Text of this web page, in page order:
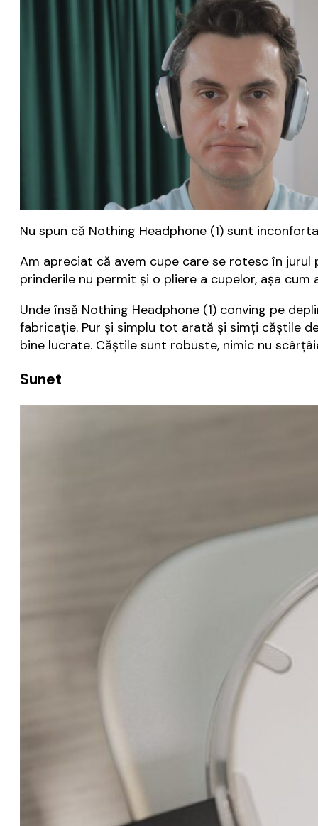
Nu spun că Nothing Headphone (1) sunt
Am apreciat că avem cupe care se rotesc în jurul
prinderile nu permit și o pliere a cupelor, așa
Unde însă Nothing Headphone (1) conving pe
fabricație. Pur și simplu tot arată și simți căștile
bine lucrate. Căștile sunt robuste, nimic nu
Sunet